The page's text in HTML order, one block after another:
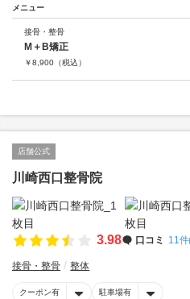
メニュー
接骨・整骨
M＋B矯正
￥8,900 （税込）
店舗公式
川崎西口整骨院
3.98 口コミ 11件
接骨・整骨 整体
クーポン有 駐車場有